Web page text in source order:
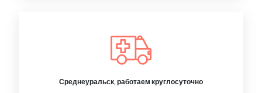
Среднеуральск, работаем круглосуточно